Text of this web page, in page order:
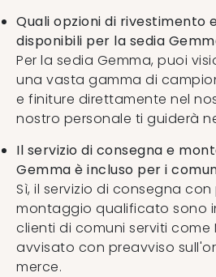
Quali opzioni di rivestimento
disponibili per la sedia
Per la sedia Gemma, puoi
una vasta gamma di
e finiture direttamente nel
nostro personale ti guiderà
Il servizio di consegna e
Gemma è incluso per i
Sì, il servizio di consegna
montaggio qualificato sono
clienti di comuni serviti come
avvisato con preavviso
merce.